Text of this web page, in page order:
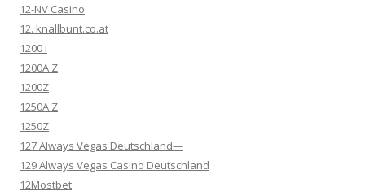
12-NV Casino
12. knallbunt.co.at
1200 i
1200A Z
1200Z
1250A Z
1250Z
127 Always Vegas Deutschland—
129 Always Vegas Casino Deutschland
12Mostbet